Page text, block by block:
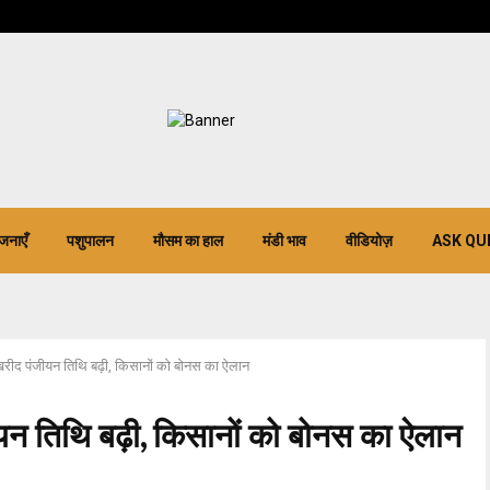
पशुपालन मौसम का हाल मंडी भाव वीडियोज़ ASK
पंजीयन तिथि बढ़ी, किसानों को बोनस का ऐलान
बढ़ी, किसानों को बोनस का ऐलान